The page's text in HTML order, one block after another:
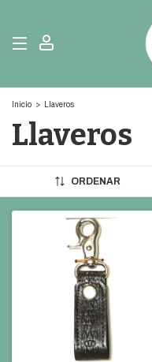
Inicio > Llaveros
Llaveros
ORDENAR